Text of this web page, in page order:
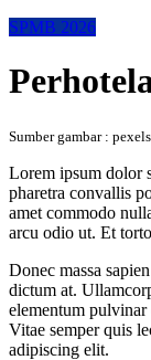
SPMB 2026
Sumber gambar :
Lorem ipsum dolor
pharetra convallis
amet commodo
arcu odio ut. Et
Donec massa
dictum at.
elementum pulvinar
Vitae semper quis
adipiscing elit.